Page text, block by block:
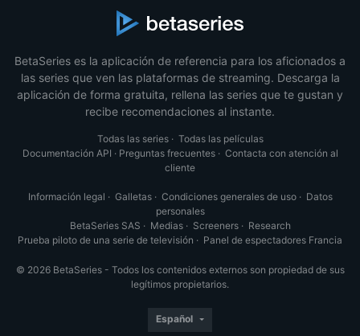
BetaSeries es la aplicación de referencia para los aficionados a
las series que ven las plataformas de streaming. Descarga la
aplicación de forma gratuita, rellena las series que te gustan y
recibe recomendaciones al instante.
Todas las series· Todas las películas
Documentación API · Preguntas frecuentes· Contacta con atención al
cliente
Información legal · Galletas· Condiciones generales de uso· Datos
personales
BetaSeries SAS · Medias· Screeners· Research
Prueba piloto de una serie de televisión · Panel de espectadores Francia
© 2026 BetaSeries - Todos los contenidos externos son propiedad de sus
legítimos propietarios.
Español